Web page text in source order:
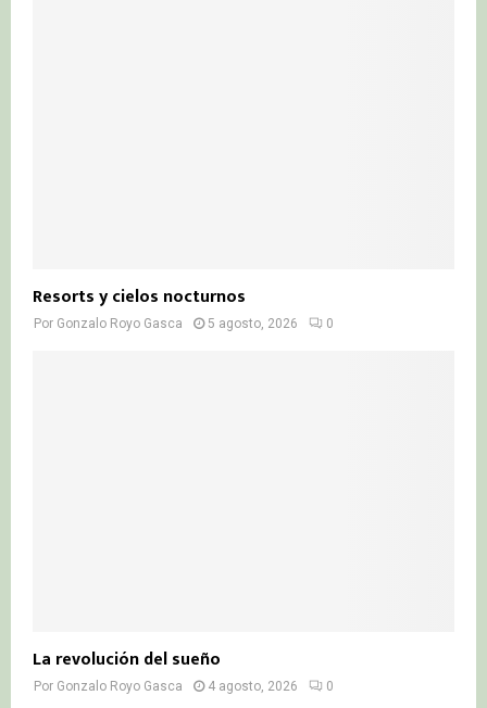
Resorts y cielos nocturnos
Por Gonzalo Royo Gasca 5 agosto, 2026 0
La revolución del sueño
Por Gonzalo Royo Gasca 4 agosto, 2026 0